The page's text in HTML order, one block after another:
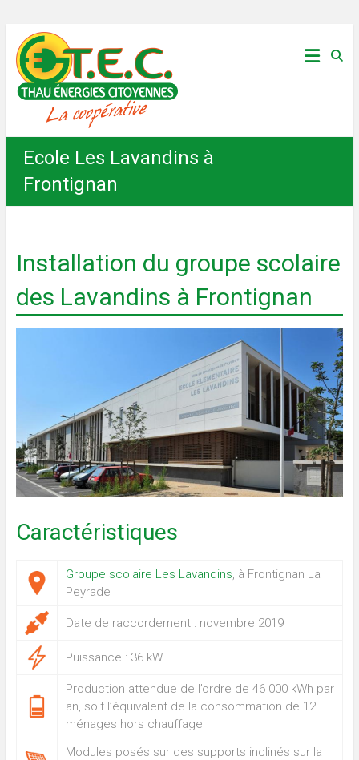
content
Thau
Énergies
Citoyennes
Ecole Les Lavandins à
Frontignan
Installation du groupe scolaire
des Lavandins à Frontignan
Caractéristiques
Groupe scolaire Les Lavandins , à Frontignan La
Peyrade
Date de raccordement : novembre 2019
Puissance : 36 kW
Production attendue de l’ordre de 46 000 kWh par
an, soit l’équivalent de la consommation de 12
ménages hors chauffage
Modules posés sur des supports inclinés sur la